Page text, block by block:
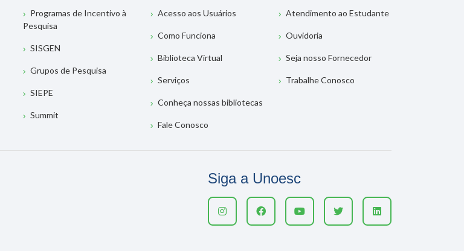
Programas de Incentivo à
Pesquisa
SISGEN
Grupos de Pesquisa
SIEPE
Summit
Acesso aos Usuários
Como Funciona
Biblioteca Virtual
Serviços
Conheça nossas bibliotecas
Fale Conosco
Atendimento ao Estudante
Ouvidoria
Seja nosso Fornecedor
Trabalhe Conosco
Siga a Unoesc